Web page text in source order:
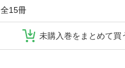
全15冊
未購入巻をまとめて買